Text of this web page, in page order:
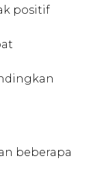
positif
beberapa